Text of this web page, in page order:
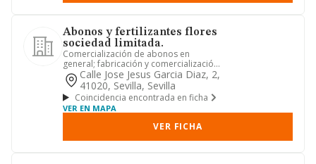
Abonos y fertilizantes flores
sociedad limitada.
Comercialización de abonos en
general; fabricación y comercialización
de compostaje; intermediación...
Calle Jose Jesus Garcia Diaz, 2,
41020, Sevilla, Sevilla
Coincidencia encontrada en ficha
VER EN MAPA
VER FICHA